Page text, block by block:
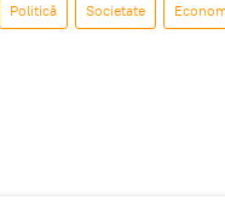
Politică Societate